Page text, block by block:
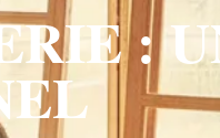
: